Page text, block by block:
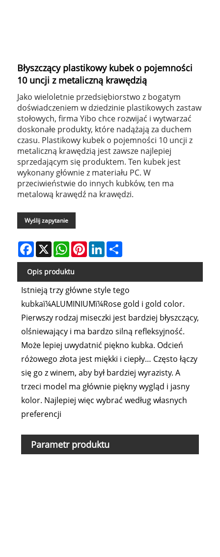
Błyszczący plastikowy kubek o pojemności
10 uncji z metaliczną krawędzią
Jako wieloletnie przedsiębiorstwo z bogatym
doświadczeniem w dziedzinie plastikowych zastaw
stołowych, firma Yibo chce rozwijać i wytwarzać
doskonałe produkty, które nadążają za duchem
czasu. Plastikowy kubek o pojemności 10 uncji z
metaliczną krawędzią jest zawsze najlepiej
sprzedającym się produktem. Ten kubek jest
wykonany głównie z materiału PC. W
przeciwieństwie do innych kubków, ten ma
metalową krawędź na krawędzi.
Wyślij zapytanie
Facebook
X WhatsAppPinterestLinkedIn
Opis produktu
Istnieją trzy główne style tego
kubkaï¼ALUMINIUMï¼Rose gold i gold color.
Pierwszy rodzaj miseczki jest bardziej błyszczący,
olśniewający i ma bardzo silną refleksyjność.
Może lepiej uwydatnić piękno kubka. Odcień
różowego złota jest miękki i ciepły… Często łączy
się go z winem, aby był bardziej wyrazisty. A
trzeci model ma głównie piękny wygląd i jasny
kolor. Najlepiej więc wybrać według własnych
preferencji
Parametr produktu